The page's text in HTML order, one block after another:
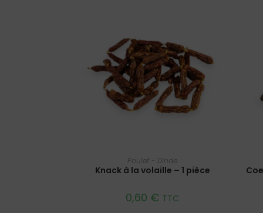
AJOUTER AU PANIER
Poulet - Dinde
Knack à la volaille – 1 pièce
0,60 € TTC